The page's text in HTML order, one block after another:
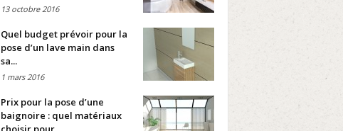
13 octobre 2016
Quel budget prévoir pour la
pose d’un lave main dans
sa...
1 mars 2016
Prix pour la pose d’une
baignoire : quel matériaux